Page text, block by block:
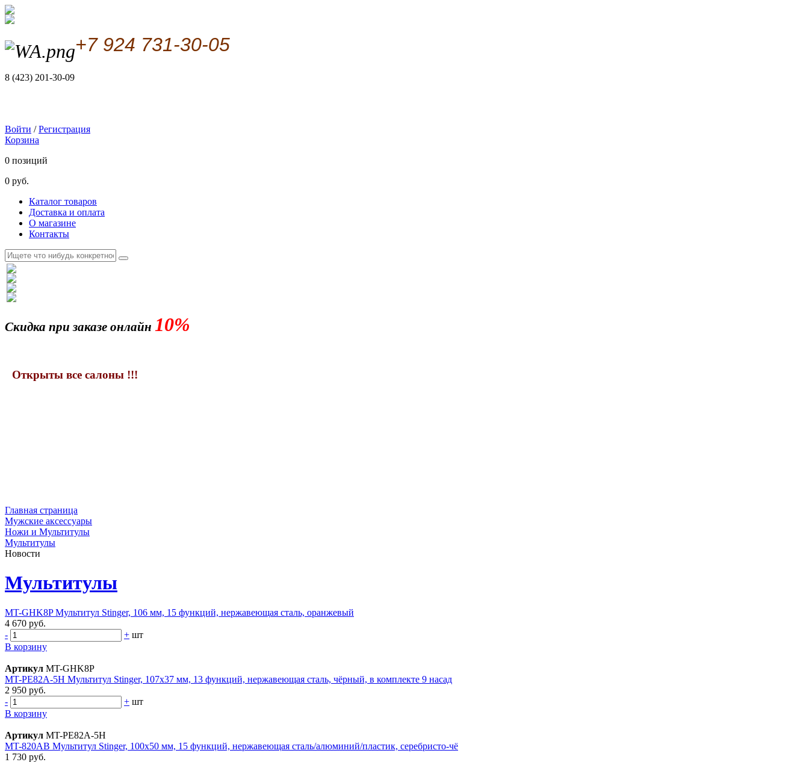
+7 924 731-30-05
8 (423) 201-30-09
Войти /Регистрация
Корзина
0 позиций
0 руб.
Каталог товаров
Доставка и оплата
О магазине
Контакты
Скидка при заказе онлайн 10%
Открыты все салоны !!!
Главная страница
Мужские аксессуары
Ножи и Мультитулы
Мультитулы
Новости
Мультитулы
MT-GHK8P Мультитул Stinger, 106 мм, 15 функций, нержавеющая сталь, оранжевый
4 670 руб.
-
+ шт
В корзину
Артикул MT-GHK8P
MT-PE82A-5H Мультитул Stinger, 107x37 мм, 13 функций, нержавеющая сталь, чёрный, в комплекте 9 насад
2 950 руб.
-
+ шт
В корзину
Артикул MT-PE82A-5H
MT-820AB Мультитул Stinger, 100x50 мм, 15 функций, нержавеющая сталь/алюминий/пластик, серебристо-чё
1 730 руб.